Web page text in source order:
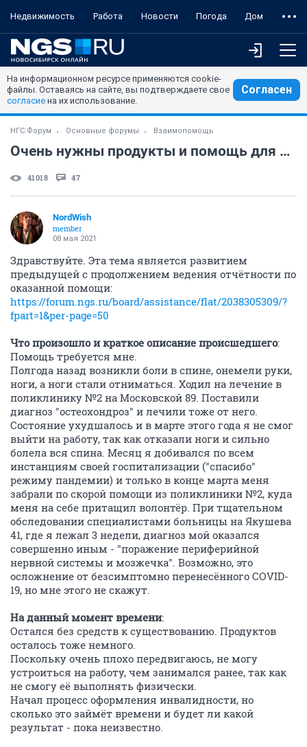
Недвижимость Работа Новости Погода Дом
На информационном ресурсе применяются cookie-
файлы. Оставаясь на сайте, вы подтверждаете свое
согласие на их использование.
Согласен
НГС.Форум Основные форумы Взаимопомощь
Очень нужны продукты и помощь для больного без средств к существованию
41018 47
NordWish
member
08 мая 2021
Здравствуйте. Эта тема является развитием
предыдущей с продолжением ведения отчётности по
оказанной помощи:
https://forum.ngs.ru/board/assistance/flat/2038305309/?
fpart=1&per-page=50
Что произошло и краткое описание происшедшего:
Помощь требуется мне.
Полгода назад возникли боли в спине, онемели руки,
ноги, а ноги стали отниматься. Ходил на лечение в
поликлинику №2 на Московской 89. Поставили
диагноз "остеохондроз" и лечили тоже от него.
Состояние ухудшалось и в марте этого года я не смог
выйти на работу, так как отказали ноги и сильно
болела вся спина. Месяц я добивался по всем
инстанциям своей госпитализации ("спасибо"
режиму пандемии) и только в конце марта меня
забрали по скорой помощи из поликлиники №2, куда
меня на себе притащил волонтёр. При тщательном
обследовании специалистами больницы на Якушева
41, где я лежал 3 недели, диагноз мой оказался
совершенно иным - "поражение периферийной
нервной системы и мозжечка". Возможно, это
осложнение от безсимптомно перенесённого COVID-
19, но мне этого не скажут.
На данный момент времени:
Остался без средств к существованию. Продуктов
осталось тоже немного.
Поскольку очень плохо передвигаюсь, не могу
устроиться на работу, чем занимался ранее, так как
не смогу её выполнять физически.
Начал процесс оформления инвалидности, но
сколько это займёт времени и будет ли какой
результат - пока неизвестно.